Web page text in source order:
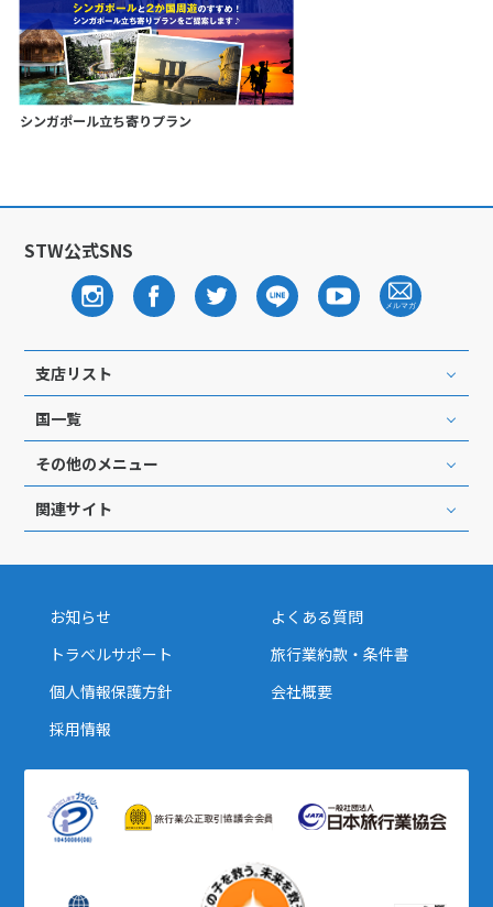
シンガポール立ち寄りプラン
STW公式SNS
支店リスト
国一覧
その他のメニュー
関連サイト
お知らせ
よくある質問
トラベルサポート
旅行業約款・条件書
個人情報保護方針
会社概要
採用情報